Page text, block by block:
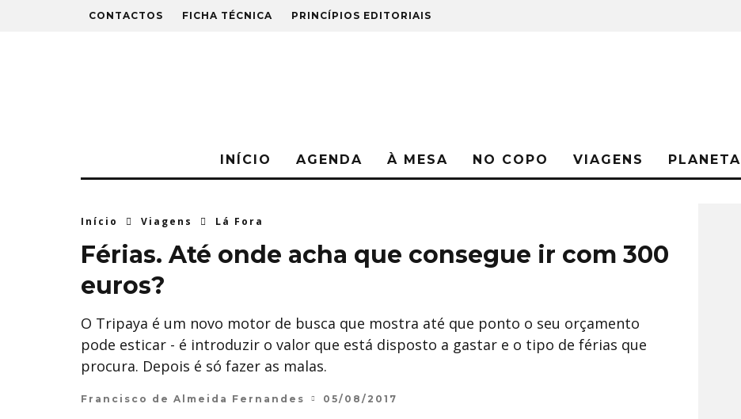
CONTACTOS FICHA TÉCNICA PRINCÍPIOS EDITORIAIS
INÍCIO AGENDA À MESA NO COPO VIAGENS PLANETA
Início Viagens Lá Fora
​Férias. Até onde acha que consegue ir com 300
euros?
O Tripaya é um novo motor de busca que mostra até que ponto o seu orçamento
pode esticar - é introduzir o valor que está disposto a gastar e o tipo de férias que
procura. Depois é só fazer as malas.
Francisco de Almeida Fernandes 05/08/2017